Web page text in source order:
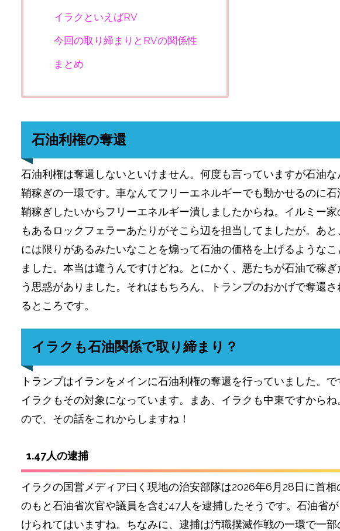
イラクといえばRV
今回の取り締まりとRVの関係性
まとめ
石油利権の奪還
石油利権は奪還しないといけません。何度も言っていますが石油な
鞘稼ぎの一環です。車なんてフリーエネルギーでも動かせるのに石
鞘稼ぎしたいからフリーエネルギー潰しましたからね。イルミー家
もあるロックフェラーあたりがそこら辺を担当してましたが。あと
には限りがあるみたいなことを煽って石油の価格を上げるようなこ
ました。本当は違うんですけどね。とにかく、悪たちが石油で稼ぎ
う思惑がありました。それはもちろん、トランプのおかげで奪還さ
るところです。
イラクも石油関係で取り締まり？
トランプはイランをメインに石油利権の奪還を行っていました。で
イラクもその対象になっています。まあ、イラクも中東ですからね
ので、その話をこれからしますね！
1.47人の逮捕
イラクの国営メディア曰く現地の治安部隊は2026年6月28日に首相
のもと石油省次官や議員を含む47人を逮捕したそうです。石油省
けられてはいますね。ちなみに、逮捕は汚職撲滅作戦の一環で一部